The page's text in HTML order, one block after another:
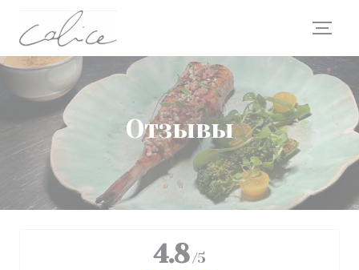
Панель управления cookies
Отзывы
4.8 /5